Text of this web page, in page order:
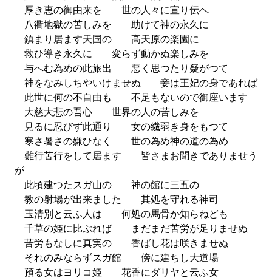
厚き恵の御由来を 世の人々に宣り伝へ
八衢地獄の苦しみを 助けて神の永久に
鎮まり居ます天国の 高天原の楽園に
救ひ導き永久に 変らず動かぬ楽しみを
与へむ為めの此旅出 悪く思つたり疑がつて
神をなみしちやいけませぬ 妾は王妃の身であれば
此世に何の不自由も 不足もないので御座います
大慈大悲の吾心 世界の人の苦しみを
見るに忍びず此通り 女の繊弱き身をもつて
寒さ暑さの嫌ひなく 世の為め神の道の為め
難行苦行をして居ます 皆さまお聞きでありませう
が
此頃建つたスガ山の 神の館に三五の
教の射場が出来ました 其処を守れる神司
玉清別と云ふ人は 何処の馬骨か知らねども
千草の姫に比ぶれば まだまだ苦労が足りませぬ
苦労もなしに真実の 香ばし花は咲きませぬ
それのみならずスガ館 傍に建ちし大道場
預る女はヨリコ姫 花香にダリヤと云ふ女